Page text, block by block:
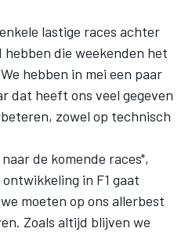
lastige races achter
die weekenden het
hebben in mei een paar
dat heeft ons veel gegeven
zowel op technisch
de komende races",
in F1 gaat
moeten op ons allerbest
Zoals altijd blijven we